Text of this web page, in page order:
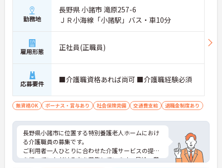
勤務地
長野県 小諸市 滝原257-6
ＪＲ小海線「小諸駅」バス・車10分
雇用形態 正社員(正職員)
応募要件 ■介護職資格あれば尚可 ■介護職経験必須
無資格OK ボーナス・賞与あり 社会保険完備 交通費支給 退職金制度あり
長野県小諸市に位置する特別養護老人ホームにおけ
る介護職員の募集です。
ご利用者一人ひとりに合わせた介護サービスの提供
を行っていただける方を募集しています。昇給・賞